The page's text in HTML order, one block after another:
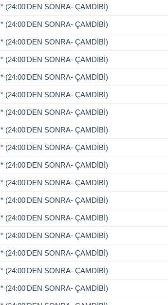
* (24:00'DEN SONRA- ÇAMDİBİ)
* (24:00'DEN SONRA- ÇAMDİBİ)
* (24:00'DEN SONRA- ÇAMDİBİ)
* (24:00'DEN SONRA- ÇAMDİBİ)
* (24:00'DEN SONRA- ÇAMDİBİ)
* (24:00'DEN SONRA- ÇAMDİBİ)
* (24:00'DEN SONRA- ÇAMDİBİ)
* (24:00'DEN SONRA- ÇAMDİBİ)
* (24:00'DEN SONRA- ÇAMDİBİ)
* (24:00'DEN SONRA- ÇAMDİBİ)
* (24:00'DEN SONRA- ÇAMDİBİ)
* (24:00'DEN SONRA- ÇAMDİBİ)
* (24:00'DEN SONRA- ÇAMDİBİ)
* (24:00'DEN SONRA- ÇAMDİBİ)
* (24:00'DEN SONRA- ÇAMDİBİ)
* (24:00'DEN SONRA- ÇAMDİBİ)
* (24:00'DEN SONRA- ÇAMDİBİ)